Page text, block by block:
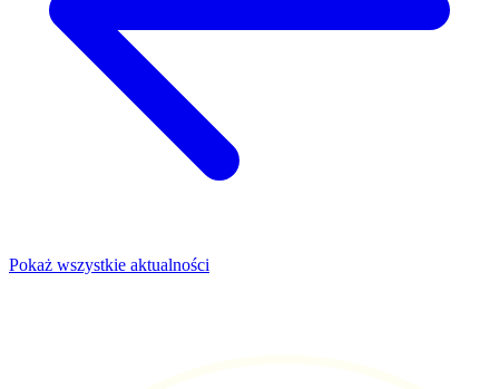
Pokaż wszystkie aktualności